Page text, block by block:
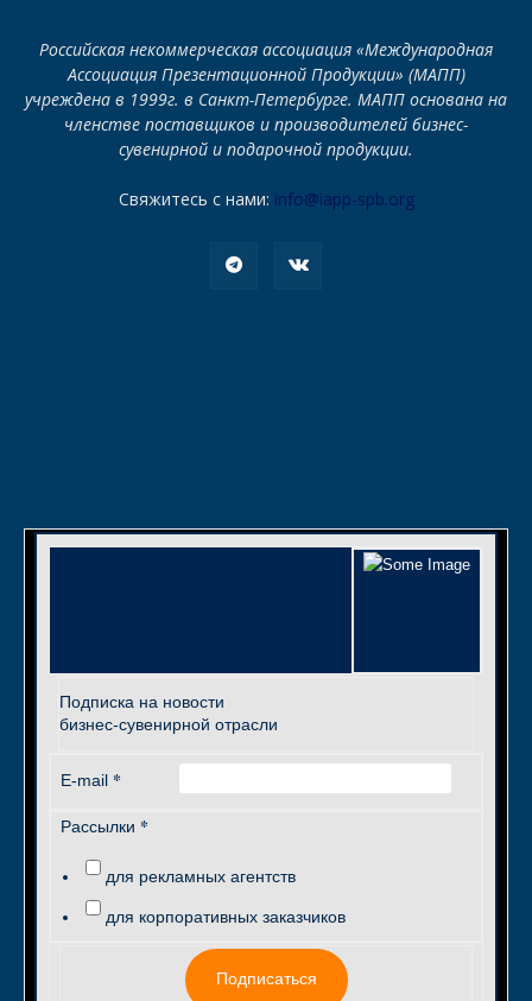
Российская некоммерческая ассоциация «Международная
Ассоциация Презентационной Продукции» (МАПП)
учреждена в 1999г. в Санкт-Петербурге. МАПП основана на
членстве поставщиков и производителей бизнес-
сувенирной и подарочной продукции.
Свяжитесь с нами: info@iapp-spb.org
Подписка на новости
бизнес-сувенирной отрасли
E-mail *
Рассылки *
для рекламных агентств
для корпоративных заказчиков
Подписаться